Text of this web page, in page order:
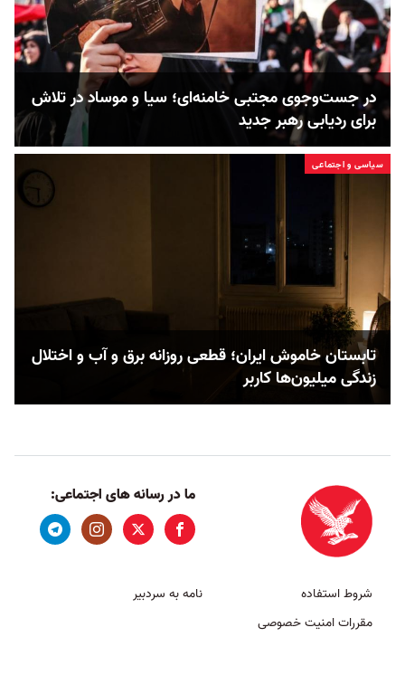
در جست‌و‌جوی مجتبی خامنه‌ای؛ سیا و موساد در تلاش‌
برای ردیابی رهبر جدید
سیاسی و اجتماعی
تابستان خاموش ایران؛ قطعی روزانه برق و آب و اختلال
زندگی میلیون‌ها کاربر
ما در رسانه های اجتماعی:
شروط استفاده
مقررات امنیت خصوصی
نامه به سردبیر